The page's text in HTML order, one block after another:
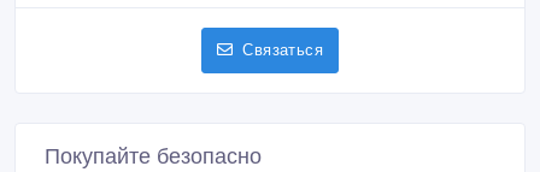
Связаться
Покупайте безопасно